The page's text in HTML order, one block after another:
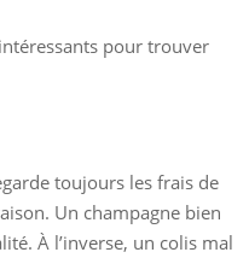
pour trouver
toujours les frais de
Un champagne bien
À l’inverse, un colis mal